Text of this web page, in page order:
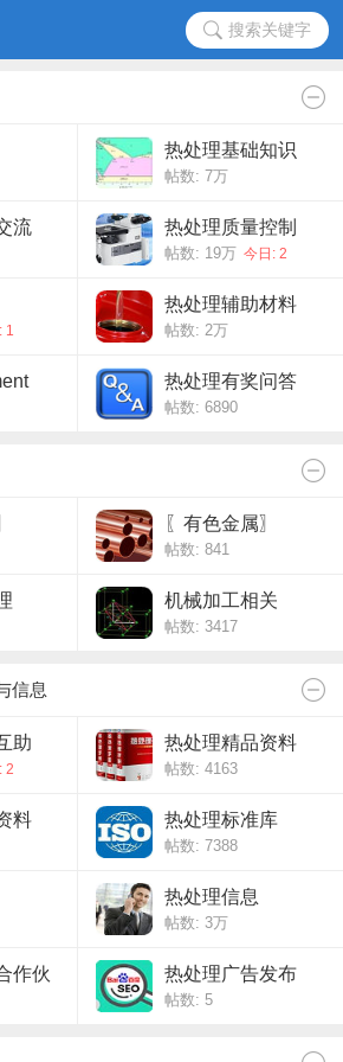
搜索关键字
热处理基础知识
帖数: 7万
流 热处理质量控制
帖数: 19万 今日: 2
1
热处理辅助材料
帖数: 2万
热处理有奖问答
帖数: 6890
〖有色金属〗
帖数: 841
机械加工相关
帖数: 3417
信息
助
2
热处理精品资料
帖数: 4163
料 热处理标准库
帖数: 7388
热处理信息
帖数: 3万
作伙
热处理广告发布
帖数: 5